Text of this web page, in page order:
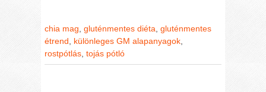
chia mag ,gluténmentes diéta ,gluténmentes
étrend
különleges GM alapanyagok
rostpótlás ,tojás pótló